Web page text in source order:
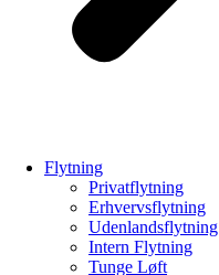
Flytning
Privatflytning
Erhvervsflytning
Udenlandsflytning
Intern Flytning
Tunge Løft